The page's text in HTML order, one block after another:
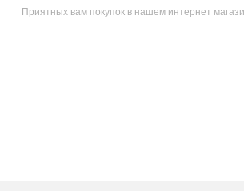
Приятных вам покупок в нашем интернет